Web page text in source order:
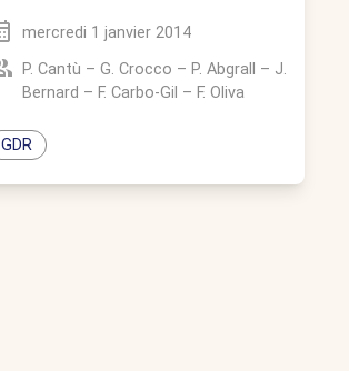
mercredi 1 janvier 2014
P. Cantù – G. Crocco – P. Abgrall – J.
Bernard – F. Carbo-Gil – F. Oliva
GDR